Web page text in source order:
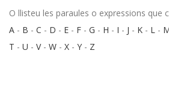
O llisteu les paraules o expressions que
A - B - C - D - E - F - G - H - I - J - K - L -
T - U - V- W - X - Y - Z